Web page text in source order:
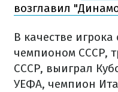
возглавил
В качестве
чемпионом СССР,
СССР, выиграл
УЕФА, чемпион